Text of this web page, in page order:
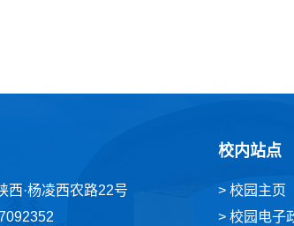
西·杨凌西农路22号
校内站点
> 校园主页
> 校园电子